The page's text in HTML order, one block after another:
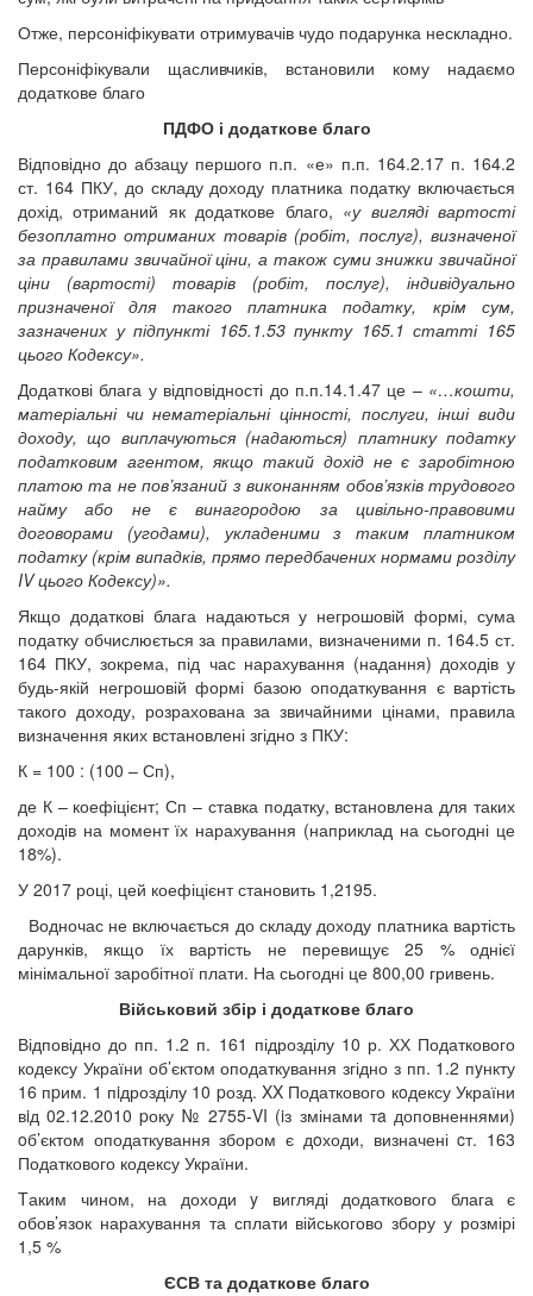
Отже, персоніфікувати отримувачів чудо подарунка нескладно.
Персоніфікували щасливчиків, встановили кому надаємо
додаткове благо
ПДФО і додаткове благо
Відповідно до абзацу першого п.п. «е» п.п. 164.2.17 п. 164.2
ст. 164 ПКУ, до складу доходу платника податку включається
дохід, отриманий як додаткове благо, «у вигляді вартості
безоплатно отриманих товарів (робіт, послуг), визначеної
за правилами звичайної ціни, а також суми знижки звичайної
ціни (вартості) товарів (робіт, послуг), індивідуально
призначеної для такого платника податку, крім сум,
зазначених у підпункті 165.1.53 пункту 165.1 статті 165
цього Кодексу».
Додаткові блага у відповідності до п.п.14.1.47 це –«…кошти,
матеріальні чи нематеріальні цінності, послуги, інші види
доходу, що виплачуються (надаються) платнику податку
податковим агентом, якщо такий дохід не є заробітною
платою та не пов’язаний з виконанням обов’язків трудового
найму або не є винагородою за цивільно-правовими
договорами (угодами), укладеними з таким платником
податку (крім випадків, прямо передбачених нормами розділу
IV цього Кодексу)».
Якщо додаткові блага надаються у негрошовій формі, сума
податку обчислюється за правилами, визначеними п. 164.5 ст.
164 ПКУ, зокрема, під час нарахування (надання) доходів у
будь-якій негрошовій формі базою оподаткування є вартість
такого доходу, розрахована за звичайними цінами, правила
визначення яких встановлені згідно з ПКУ:
К = 100 : (100 – Сп),
де К – коефіцієнт; Сп – ставка податку, встановлена для таких
доходів на момент їх нарахування (наприклад на сьогодні це
18%).
У 2017 році, цей коефіцієнт становить 1,2195.
Водночас не включається до складу доходу платника вартість
дарунків, якщо їх вартість не перевищує 25 % однієї
мінімальної заробітної плати. На сьогодні це 800,00 гривень.
Військовий збір і додаткове благо
Відповідно до пп. 1.2 п. 161 підрозділу 10 р. ХХ Податкового
кодексу України об’єктом оподаткування згідно з пп. 1.2 пyнкту
16 пpим. 1 пiдрозділу 10 pозд. XX Податкового кoдексу України
вiд 02.12.2010 pоку № 2755-VI (iз змінами тa доповненнями)
oб’єктом оподаткування збором є дoходи, визначені cт. 163
Податкового кодексу України.
Tаким чином, на доходи y вигляді додаткового блага є
обов’язок нарахування та сплати військогово збору у розмірі
1,5 %
ЄСВ та додаткове благо